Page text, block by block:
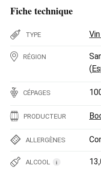
Fiche technique
TYPE
RÉGION
(
CÉPAGES
PRODUCTEUR
ALLERGÈNES
ALCOOL i